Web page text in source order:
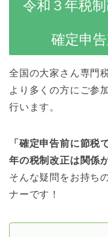
令和３年税
確定申
全国の大家さん専門
より多くの方にご参
行います。
「確定申告前に節税
年の税制改正は関係
そんな疑問をお持ち
ナーです！